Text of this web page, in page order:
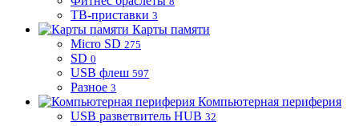
ТВ-приставки 3
Карты памяти
Micro SD 275
SD 0
USB флеш 597
Разное 3
Компьютерная периферия
USB разветвитель HUB 32